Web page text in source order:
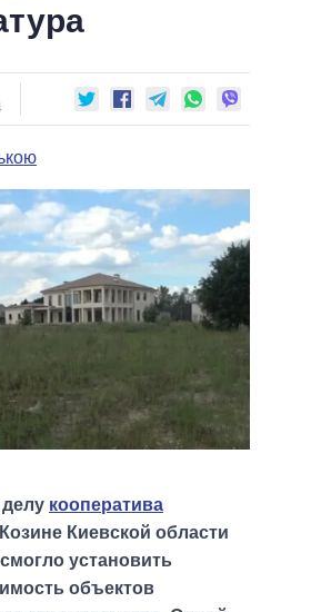
ПОЛИТИКОВ
кооператива
Киевской области
установить
объектов